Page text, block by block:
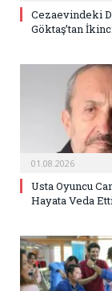
Cezaevindeki
Göktaş’tan
01.08.2026
Usta Oyuncu
Hayata Veda Etti